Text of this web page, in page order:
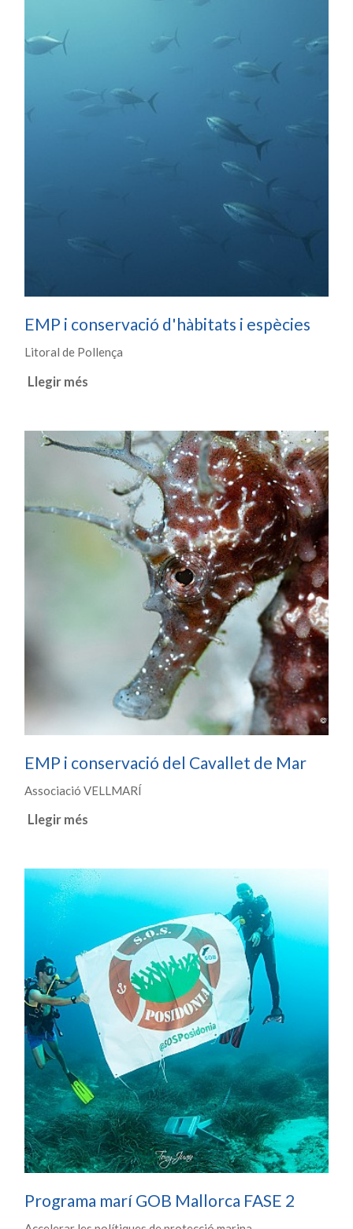
EMP i conservació d'hàbitats i espècies
Litoral de Pollença
Llegir més
EMP i conservació del Cavallet de Mar
Associació VELLMARÍ
Llegir més
Programa marí GOB Mallorca FASE 2